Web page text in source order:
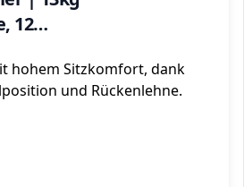
12
Street View | 150kg
hohem Sitzkomfort, dank
und Rückenlehne.